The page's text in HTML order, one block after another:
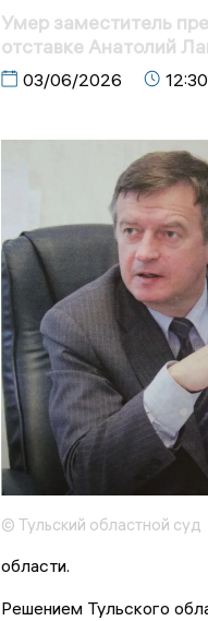
Умер заместитель
отставке Анатолий
03/06/2026 12:30
© Тульский областной суд
области.
Решением Тульского